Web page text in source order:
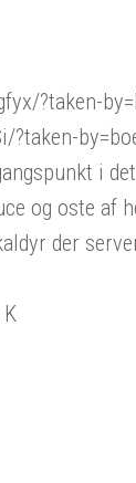
?taken-
?taken-
i
og oste af
der